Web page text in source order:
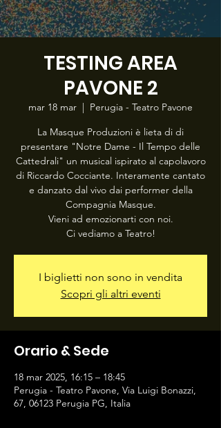
TESTING AREA
PAVONE 2
mar 18 mar
  |
Perugia - Teatro Pavone
La Masque Produzioni è lieta di di
presentare "Notre Dame - Il Tempo delle
Cattedrali" un musical ispirato al capolavoro
di Riccardo Cocciante. Interamente cantato
e danzato dal vivo dai performer della
Compagnia Masque.
Vieni ad emozionarti con noi.
Ci vediamo a Teatro!
I biglietti non sono in vendita
Scopri gli altri eventi
Orario & Sede
18 mar 2025, 16:15 – 18:45
Perugia - Teatro Pavone, Via Luigi Bonazzi,
67, 06123 Perugia PG, Italia